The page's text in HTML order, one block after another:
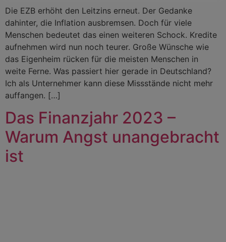
Die EZB erhöht den Leitzins erneut. Der Gedanke
dahinter, die Inflation ausbremsen. Doch für viele
Menschen bedeutet das einen weiteren Schock. Kredite
aufnehmen wird nun noch teurer. Große Wünsche wie
das Eigenheim rücken für die meisten Menschen in
weite Ferne. Was passiert hier gerade in Deutschland?
Ich als Unternehmer kann diese Missstände nicht mehr
auffangen. […]
Das Finanzjahr 2023 –
Warum Angst unangebracht
ist